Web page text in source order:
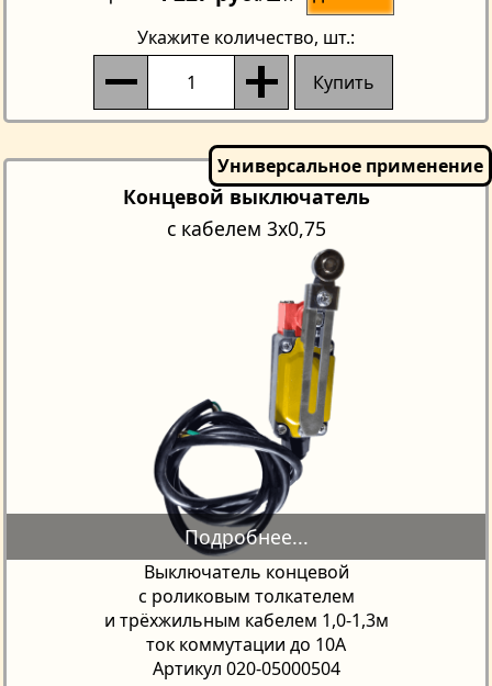
Укажите количество, шт.:
Купить
Концевой выключатель
с кабелем 3х0,75
Выключатель концевой
с роликовым толкателем
и трёхжильным кабелем 1,0-1,3м
ток коммутации до 10A
Артикул 020-05000504